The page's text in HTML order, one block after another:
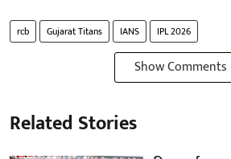
rcb Gujarat Titans IANS IPL 2026
Show Comments
Related Stories